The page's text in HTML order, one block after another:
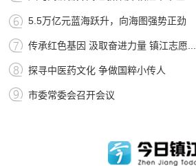
5.5万亿元蓝海跃升，向海图强势正劲
传承红色基因 汲取奋进力量 镇江志愿...
探寻中医药文化 争做国粹小传人
市委常委会召开会议